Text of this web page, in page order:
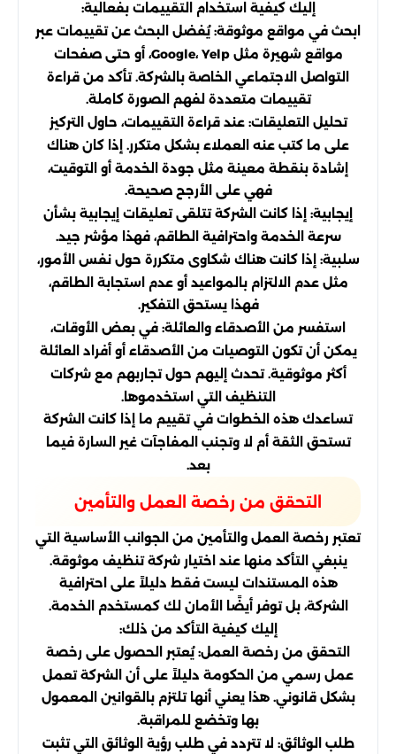
إليك كيفية استخدام التقييمات بفعالية:
ابحث في مواقع موثوقة: يُفضل البحث عن تقييمات عبر
مواقع شهيرة مثل Google، Yelp، أو حتى صفحات
التواصل الاجتماعي الخاصة بالشركة. تأكد من قراءة
تقييمات متعددة لفهم الصورة كاملة.
تحليل التعليقات: عند قراءة التقييمات، حاول التركيز
على ما كتب عنه العملاء بشكل متكرر. إذا كان هناك
إشادة بنقطة معينة مثل جودة الخدمة أو التوقيت،
فهي على الأرجح صحيحة.
إيجابية: إذا كانت الشركة تتلقى تعليقات إيجابية بشأن
سرعة الخدمة واحترافية الطاقم، فهذا مؤشر جيد.
سلبية: إذا كانت هناك شكاوى متكررة حول نفس الأمور،
مثل عدم الالتزام بالمواعيد أو عدم استجابة الطاقم،
فهذا يستحق التفكير.
استفسر من الأصدقاء والعائلة: في بعض الأوقات،
يمكن أن تكون التوصيات من الأصدقاء أو أفراد العائلة
أكثر موثوقية. تحدث إليهم حول تجاربهم مع شركات
التنظيف التي استخدموها.
تساعدك هذه الخطوات في تقييم ما إذا كانت الشركة
تستحق الثقة أم لا وتجنب المفاجآت غير السارة فيما
بعد.
التحقق من رخصة العمل والتأمين
تعتبر رخصة العمل والتأمين من الجوانب الأساسية التي
ينبغي التأكد منها عند اختيار شركة تنظيف موثوقة.
هذه المستندات ليست فقط دليلاً على احترافية
الشركة، بل توفر أيضًا الأمان لك كمستخدم الخدمة.
إليك كيفية التأكد من ذلك:
التحقق من رخصة العمل: يُعتبر الحصول على رخصة
عمل رسمي من الحكومة دليلاً على أن الشركة تعمل
بشكل قانوني. هذا يعني أنها تلتزم بالقوانين المعمول
بها وتخضع للمراقبة.
طلب الوثائق: لا تتردد في طلب رؤية الوثائق التي تثبت